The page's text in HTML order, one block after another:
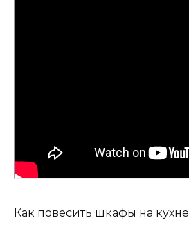
Как повесить шкафы на кухне